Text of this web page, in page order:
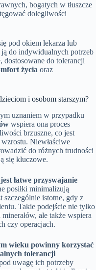
bogatych w tłuszcze
dolegliwości
pod okiem lekarza lub
do indywidualnych potrzeb
dostosowane do tolerancji
życia oraz
i osobom starszym?
uznaniem w przypadku
wspiera ona proces
brzuszne, co jest
Niewłaściwe
do różnych trudności
się kluczowe.
łatwe przyswajanie
posiłki minimalizują
szczególnie istotne, gdy z
Takie podejście nie tylko
ale także wspiera
czy operacjach.
wieku powinny korzystać
tolerancji
uwagę ich potrzeby